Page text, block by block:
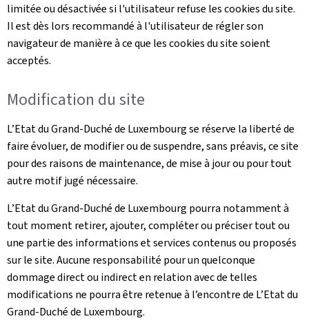
limitée ou désactivée si l'utilisateur refuse les cookies du site.
Il est dès lors recommandé à l'utilisateur de régler son
navigateur de manière à ce que les cookies du site soient
acceptés.
Modification du site
L’Etat du Grand-Duché de Luxembourg se réserve la liberté de
faire évoluer, de modifier ou de suspendre, sans préavis, ce site
pour des raisons de maintenance, de mise à jour ou pour tout
autre motif jugé nécessaire.
L’Etat du Grand-Duché de Luxembourg pourra notamment à
tout moment retirer, ajouter, compléter ou préciser tout ou
une partie des informations et services contenus ou proposés
sur le site. Aucune responsabilité pour un quelconque
dommage direct ou indirect en relation avec de telles
modifications ne pourra être retenue à l’encontre de L’Etat du
Grand-Duché de Luxembourg.